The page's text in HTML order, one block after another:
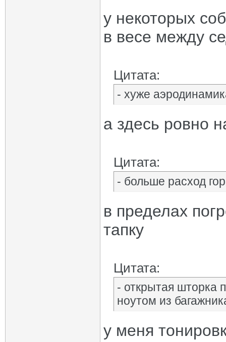
у некоторых
в весе между
Цитата:
- хуже
а здесь ровно
Цитата:
- больше расход
в пределах
тапку
Цитата:
- открытая шторка
ноутом из
у меня